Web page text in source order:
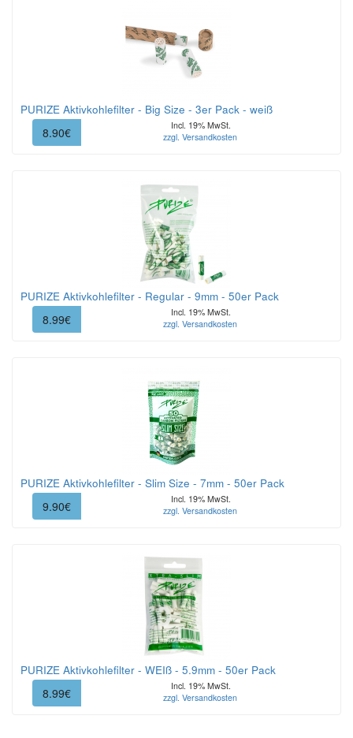
PURIZE Aktivkohlefilter - Big Size - 3er Pack - weiß
8.90€
Incl. 19% MwSt.
zzgl. Versandkosten
PURIZE Aktivkohlefilter - Regular - 9mm - 50er Pack
8.99€
Incl. 19% MwSt.
zzgl. Versandkosten
PURIZE Aktivkohlefilter - Slim Size - 7mm - 50er Pack
9.90€
Incl. 19% MwSt.
zzgl. Versandkosten
PURIZE Aktivkohlefilter - WEIß - 5.9mm - 50er Pack
8.99€
Incl. 19% MwSt.
zzgl. Versandkosten